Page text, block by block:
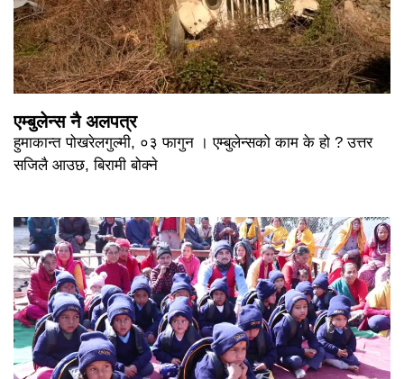
एम्बुलेन्स नै अलपत्र
हुमाकान्त पोखरेलगुल्मी, ०३ फागुन । एम्बुलेन्सको काम के हो ? उत्तर
सजिलै आउछ, बिरामी बोक्ने